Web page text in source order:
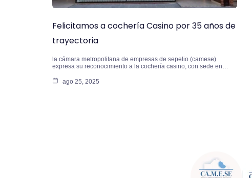
Felicitamos a cochería Casino por 35 años de
trayectoria
la cámara metropolitana de empresas de sepelio (camese)
expresa su reconocimiento a la cochería casino, con sede en…
ago 25, 2025